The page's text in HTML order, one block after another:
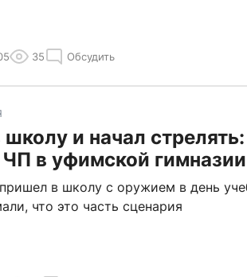
35 Обсудить
и начал стрелять:
ЧП в уфимской гимназии
в школу с оружием в день
что это часть сценария